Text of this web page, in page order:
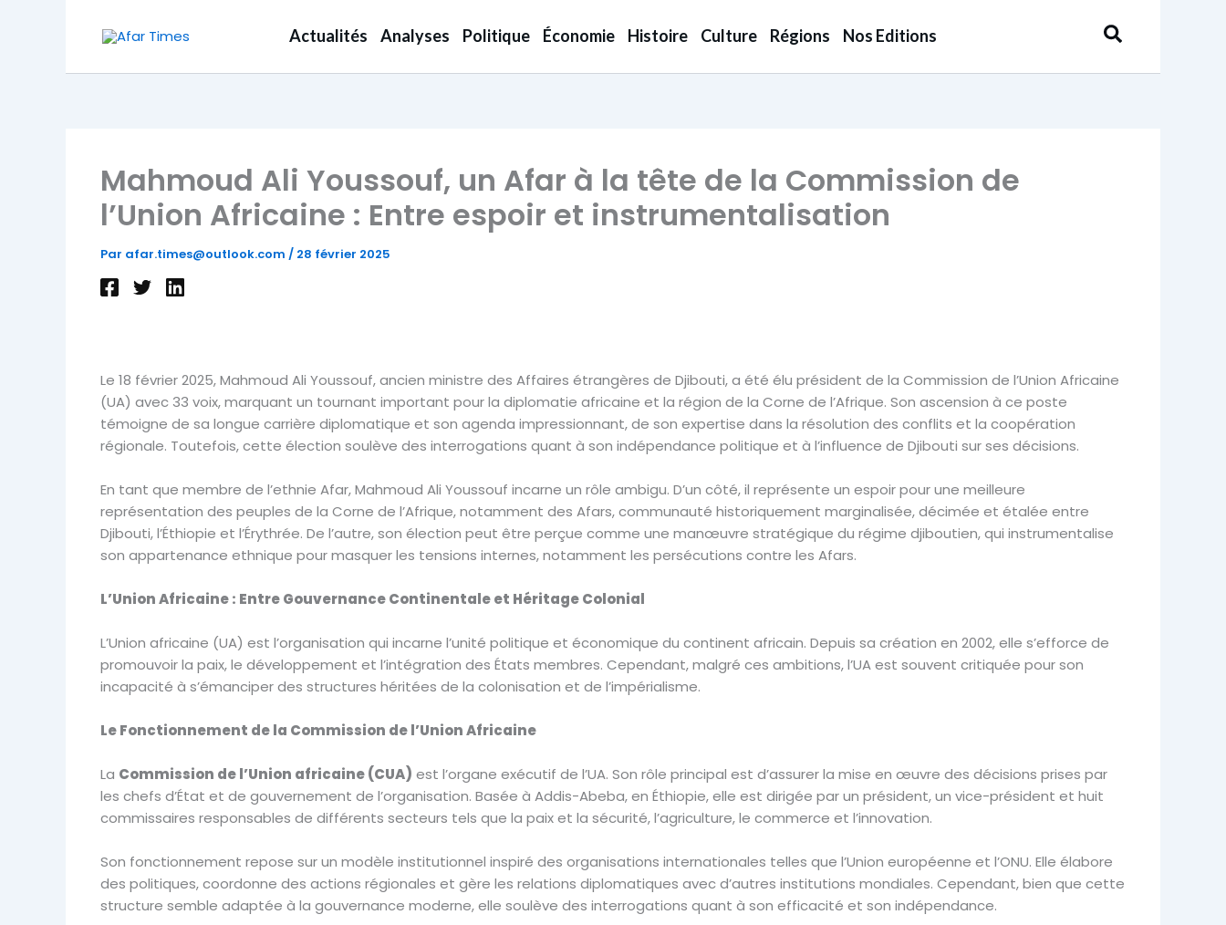
Actualités Analyses Politique Économie Histoire Culture Régions Nos Editions Rechercher
Mahmoud Ali Youssouf, un Afar à la tête de la Commission de
l’Union Africaine : Entre espoir et instrumentalisation
Par afar.times@outlook.com / 28 février 2025
Le 18 février 2025, Mahmoud Ali Youssouf, ancien ministre des Affaires étrangères de Djibouti, a été élu président de la Commission de l’Union Africaine
(UA) avec 33 voix, marquant un tournant important pour la diplomatie africaine et la région de la Corne de l’Afrique. Son ascension à ce poste
témoigne de sa longue carrière diplomatique et son agenda impressionnant, de son expertise dans la résolution des conflits et la coopération
régionale. Toutefois, cette élection soulève des interrogations quant à son indépendance politique et à l’influence de Djibouti sur ses décisions.
En tant que membre de l’ethnie Afar, Mahmoud Ali Youssouf incarne un rôle ambigu. D’un côté, il représente un espoir pour une meilleure
représentation des peuples de la Corne de l’Afrique, notamment des Afars, communauté historiquement marginalisée, décimée et étalée entre
Djibouti, l’Éthiopie et l’Érythrée. De l’autre, son élection peut être perçue comme une manœuvre stratégique du régime djiboutien, qui instrumentalise
son appartenance ethnique pour masquer les tensions internes, notamment les persécutions contre les Afars.
L’Union Africaine : Entre Gouvernance Continentale et Héritage Colonial
L’Union africaine (UA) est l’organisation qui incarne l’unité politique et économique du continent africain. Depuis sa création en 2002, elle s’efforce de
promouvoir la paix, le développement et l’intégration des États membres. Cependant, malgré ces ambitions, l’UA est souvent critiquée pour son
incapacité à s’émanciper des structures héritées de la colonisation et de l’impérialisme.
Le Fonctionnement de la Commission de l’Union Africaine
La Commission de l’Union africaine (CUA) est l’organe exécutif de l’UA. Son rôle principal est d’assurer la mise en œuvre des décisions prises par
les chefs d’État et de gouvernement de l’organisation. Basée à Addis-Abeba, en Éthiopie, elle est dirigée par un président, un vice-président et huit
commissaires responsables de différents secteurs tels que la paix et la sécurité, l’agriculture, le commerce et l’innovation.
Son fonctionnement repose sur un modèle institutionnel inspiré des organisations internationales telles que l’Union européenne et l’ONU. Elle élabore
des politiques, coordonne des actions régionales et gère les relations diplomatiques avec d’autres institutions mondiales. Cependant, bien que cette
structure semble adaptée à la gouvernance moderne, elle soulève des interrogations quant à son efficacité et son indépendance.